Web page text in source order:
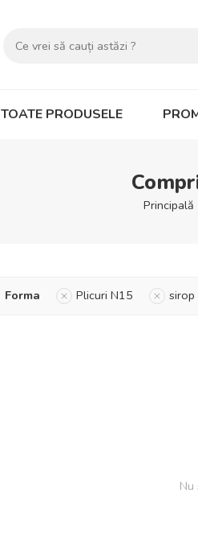
TOATE PRODUSELE
Principală
Forma Plicuri N15
Nu